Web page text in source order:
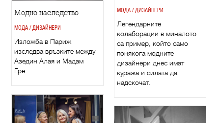
МОДА / ДИЗАЙНЕРИ
Легендарните
колаборации в миналото
са пример, който само
понякога модните
дизайнери днес имат
куража и силата да
надскочат.
Модно наследство
МОДА / ДИЗАЙНЕРИ
Изложба в Париж
изследва връзките между
Азедин Алая и Мадам
Гре